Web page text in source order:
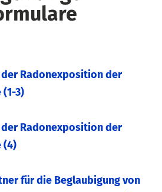
Radonexposition der
3)
Radonexposition der
(4)
für die Beglaubigung von